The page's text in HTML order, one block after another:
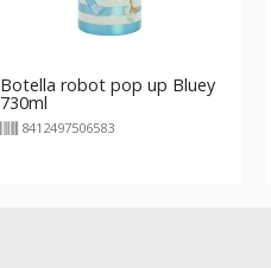
Botella robot pop up Bluey
730ml
8412497506583